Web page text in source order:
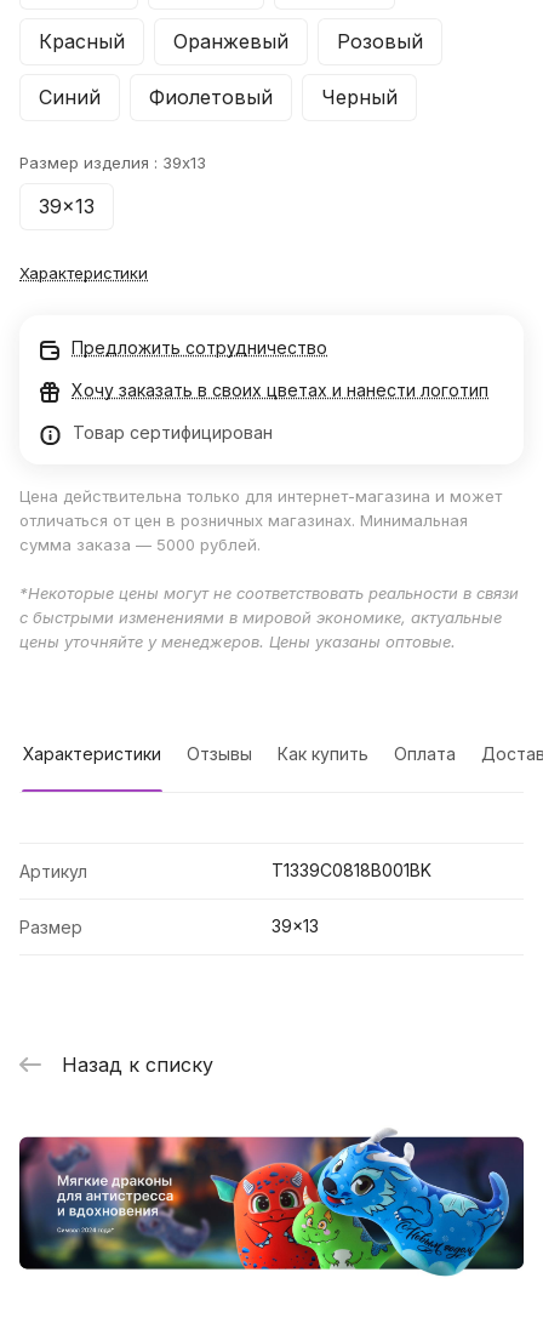
Красный Оранжевый Розовый
Синий Фиолетовый Черный
Размер изделия : 39x13
39x13
Характеристики
Предложить сотрудничество
Хочу заказать в своих цветах и нанести логотип
Товар сертифицирован
Цена действительна только для интернет-магазина и может
отличаться от цен в розничных магазинах. Минимальная
сумма заказа — 5000 рублей.
*Некоторые цены могут не соответствовать реальности в связи
с быстрыми изменениями в мировой экономике, актуальные
цены уточняйте у менеджеров. Цены указаны оптовые.
Характеристики Отзывы Как купить Оплата
Артикул T1339C0818B001BK
Размер 39x13
Назад к списку